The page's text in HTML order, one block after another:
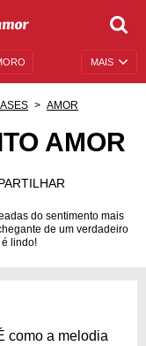
MAIS
AMOR
AMOR
do sentimento mais
de um verdadeiro
lindo!
como a melodia